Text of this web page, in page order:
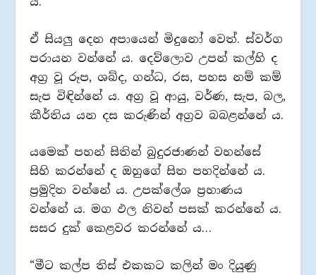
ඒ සියලු දෙන අපායෙන් මිදුනෝ වෙත්. ස්වර්ග
පරායන වන්නේ ය. දෙව්ලොව උපන් කල්හි ද
අග්‍ර වූ රූප, ශබ්ද, ගන්ධ, රස, පහස නම් කම්
සැප විඳින්නේ ය. අග්‍ර වූ ආයු, වර්ණ, සැප, බල,
කීර්තිය යන දස කරුණින් අග්‍රව බබළන්නේ ය.
යමෙක් පහන් සිතින් බුදුරජාණන් වහන්සේ
සිහි කරන්නේ ද ඔහුගේ සිත පහදින්නේ ය.
ප්‍රමුදිත වන්නේ ය. උපක්ලේශ ප්‍රහාණය
වන්නේ ය. මග ඵල නිවන් පසක් කරන්නේ ය.
සසර දුක් කෙළවර කරන්නේ ය…
“මීට කල්ප තිස් එකකට කලින් මං දියුණු